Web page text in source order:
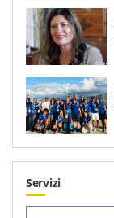
Servizi